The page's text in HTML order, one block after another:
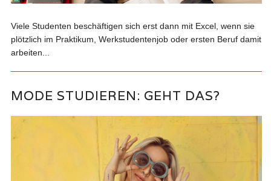
Viele Studenten beschäftigen sich erst dann mit Excel, wenn sie
plötzlich im Praktikum, Werkstudentenjob oder ersten Beruf damit
arbeiten...
MODE STUDIEREN: GEHT DAS?